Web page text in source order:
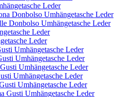
Leder
Donbolso Umhängetasche Leder
Donbolso Umhängetasche Leder
Leder
Leder
Umhängetasche Leder
Umhängetasche Leder
Umhängetasche Leder
Umhängetasche Leder
Umhängetasche Leder
Gusti Umhängetasche Leder